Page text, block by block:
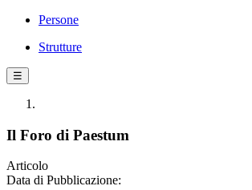
Persone
Strutture
☰
Il Foro di Paestum
Articolo
Data di Pubblicazione: